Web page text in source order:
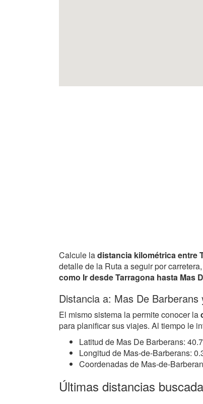
Calcule ladistancia kilométrica entre
detalle de la Ruta a seguir por
como Ir desde Tarragona hasta Mas
Distancia a: Mas De
El mismo sistema la permite conocer la
para planificar sus viajes. Al tiempo le
Latitud de Mas De Barberans:
Longitud de Mas-de-Barberans:
Coordenadas de Mas-de-
Últimas distancias